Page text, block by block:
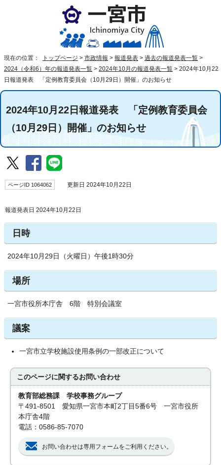
現在の位置： トップページ > 市政情報 > 報道発表 > 過去の報道発表一覧 >
2024（令和6）年の報道発表一覧 > 2024年10月の報道発表一覧 > 2024年10月22
日報道発表 「定例教育委員会（10月29日）開催」のお知らせ
2024年10月22日報道発表 「定例教育委員会
（10月29日）開催」のお知らせ
ページID 1064062 更新日 2024年10月22日
報道発表日 2024年10月22日
日時
2024年10月29日（火曜日）午後1時30分
場所
一宮市役所本庁舎 6階 特別会議室
議案
一宮市立学校施設使用条例の一部改正について
このページに関するお問い合わせ
教育部総務課 学校事務グループ
〒491-8501 愛知県一宮市本町2丁目5番6号 一宮市役所
本庁舎4階
電話：0586-85-7070
お問い合わせは専用フォームをご利用ください。